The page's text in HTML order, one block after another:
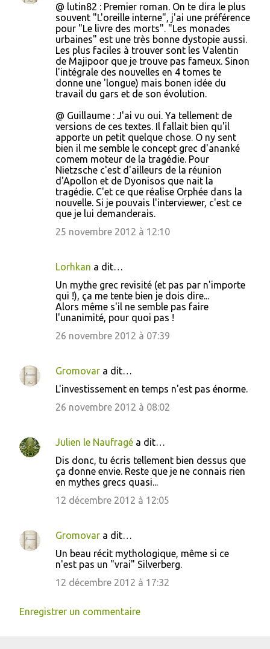
@ lutin82 : Premier roman. On te dira le plus
souvent "L'oreille interne", j'ai une préférence
pour "Le livre des morts". "Les monades
urbaines" est une très bonne dystopie aussi.
Les plus faciles à trouver sont les Valentin
de Majipoor que je trouve pas fameux. Sinon
l'intégrale des nouvelles en 4 tomes te
donne une 'longue) mais bonen idée du
travail du gars et de son évolution.
@ Guillaume : J'ai vu oui. Ya tellement de
versions de ces textes. Il fallait bien qu'il
apporte un petit quelque chose. O ny sent
bien il me semble le concept grec d'ananké
comem moteur de la tragédie. Pour
Nietzsche c'est d'ailleurs de la réunion
d'Apollon et de Dyonisos que nait la
tragédie. C'et ce que réalise Orphée dans la
nouvelle. Si je pouvais l'interviewer, c'est ce
que je lui demanderais.
25 novembre 2012 à 12:10
Lorhkan a dit…
Un mythe grec revisité (et pas par n'importe
qui !), ça me tente bien je dois dire...
Alors même s'il ne semble pas faire
l'unanimité, pour quoi pas !
26 novembre 2012 à 07:39
Gromovar a dit…
L'investissement en temps n'est pas énorme.
26 novembre 2012 à 08:02
Julien le Naufragé a dit…
Dis donc, tu écris tellement bien dessus que
ça donne envie. Reste que je ne connais rien
en mythes grecs quasi...
12 décembre 2012 à 12:05
Gromovar a dit…
Un beau récit mythologique, même si ce
n'est pas un "vrai" Silverberg.
12 décembre 2012 à 17:32
Enregistrer un commentaire